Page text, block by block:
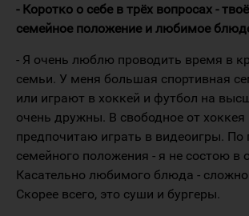
- Коротко о себе в трёх вопросах -
семейное положение и любимое
- Я очень люблю проводить время в
семьи. У меня большая спортивная
или играют в хоккей и футбол на
очень дружны. В свободное от хоккея
предпочитаю играть в видеоигры. По
семейного положения - я не состою в
Касательно любимого блюда - сложно
Скорее всего, это суши и бургеры.